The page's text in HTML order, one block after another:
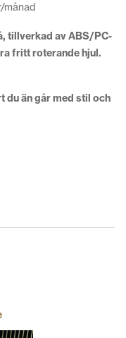
/månad
tillverkad av ABS/PC-
fritt roterande hjul.
du än går med stil och